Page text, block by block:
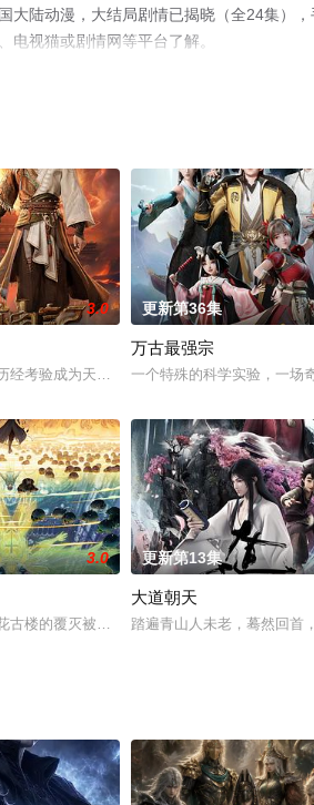
大陆动漫，大结局剧情已揭晓（全24集），
视猫或剧情网等平台了解。
开始冒险之旅的故事。本季将继续以主人公古
加神体大能争夺大帝资格的战斗。可是，百万
3.0
经考验成为天魔教教主，被延康国封为第一任
更新第36集
万古最强宗
一个特殊的科学实验，一场
枯燥工作中，逐步察觉到了这座城市的不真实
超能机器人的机能，他费尽千辛万苦，从深
3.0
古楼的覆灭被皇甫龙斗领导的天罡龙棋将栽赃
更新第13集
大道朝天
踏遍青山人未老，蓦然回首